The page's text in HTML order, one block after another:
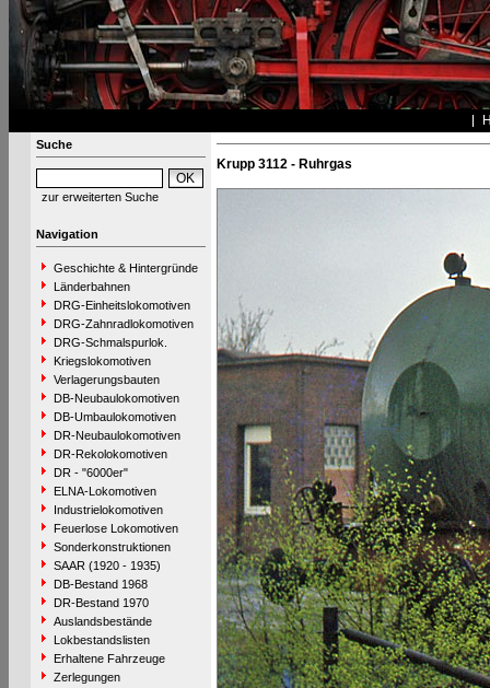
Suche
zur erweiterten Suche
Navigation
Geschichte & Hintergründe
Länderbahnen
DRG-Einheitslokomotiven
DRG-Zahnradlokomotiven
DRG-Schmalspurlok.
Kriegslokomotiven
Verlagerungsbauten
DB-Neubaulokomotiven
DB-Umbaulokomotiven
DR-Neubaulokomotiven
DR-Rekolokomotiven
DR - "6000er"
ELNA-Lokomotiven
Industrielokomotiven
Feuerlose Lokomotiven
Sonderkonstruktionen
SAAR (1920 - 1935)
DB-Bestand 1968
DR-Bestand 1970
Auslandsbestände
Lokbestandslisten
Erhaltene Fahrzeuge
Zerlegungen
Krupp 3112 - Ruhrgas